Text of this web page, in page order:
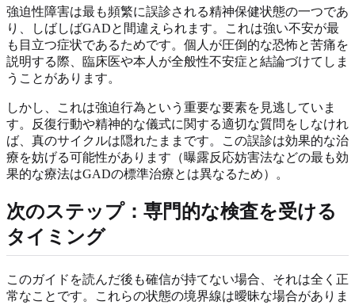
強迫性障害は最も頻繁に誤診される精神保健状態の一つであ
り、しばしばGADと間違えられます。これは強い不安が最
も目立つ症状であるためです。個人が圧倒的な恐怖と苦痛を
説明する際、臨床医や本人が全般性不安症と結論づけてしま
うことがあります。
しかし、これは強迫行為という重要な要素を見逃していま
す。反復行動や精神的な儀式に関する適切な質問をしなけれ
ば、真のサイクルは隠れたままです。この誤診は効果的な治
療を妨げる可能性があります（曝露反応妨害法などの最も効
果的な療法はGADの標準治療とは異なるため）。
次のステップ：専門的な検査を受ける
タイミング
このガイドを読んだ後も確信が持てない場合、それは全く正
常なことです。これらの状態の境界線は曖昧な場合がありま